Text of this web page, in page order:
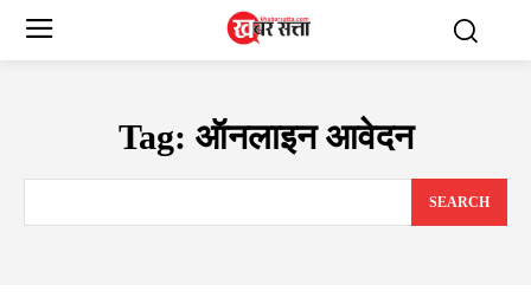
Tag: ऑनलाइन आवेदन
SEARCH